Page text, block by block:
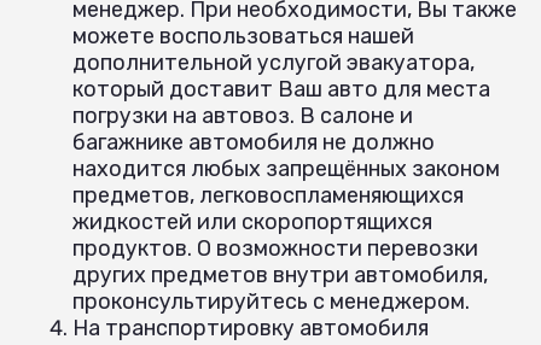
менеджер. При необходимости, Вы также
можете воспользоваться нашей
дополнительной услугой эвакуатора,
который доставит Ваш авто для места
погрузки на автовоз. В салоне и
багажнике автомобиля не должно
находится любых запрещённых законом
предметов, легковоспламеняющихся
жидкостей или скоропортящихся
продуктов. О возможности перевозки
других предметов внутри автомобиля,
проконсультируйтесь с менеджером.
На транспортировку автомобиля